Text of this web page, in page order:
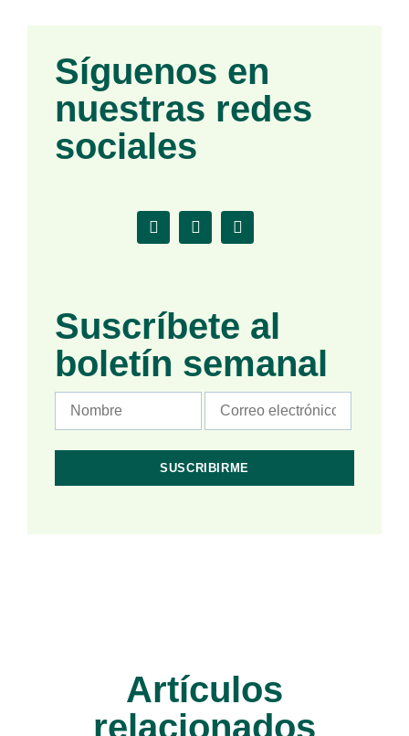
Síguenos en
nuestras redes
sociales
Suscríbete al
boletín semanal
Artículos
relacionados